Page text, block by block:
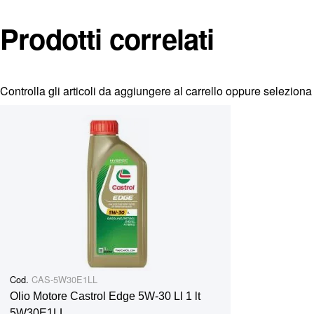
9.55535-S1; FIAT - 9.55535-S3; FORD - WSS-
GM-LL-A-025; OPEL - GM-LL-B-025; OPEL - OV 040
Prodotti correlati
Controlla gli articoli da aggiungere al carrello oppureseleziona
Cod. CAS-5W30E1LL
Olio Motore Castrol Edge 5W-30 Ll 1 lt